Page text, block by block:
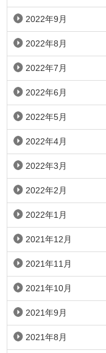
2022年9月
2022年8月
2022年7月
2022年6月
2022年5月
2022年4月
2022年3月
2022年2月
2022年1月
2021年12月
2021年11月
2021年10月
2021年9月
2021年8月